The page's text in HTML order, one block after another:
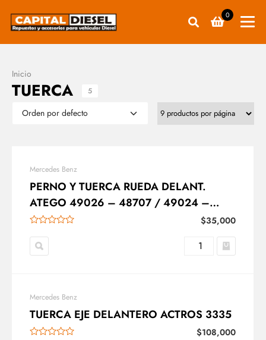
0
Inicio
TUERCA 5
Mercedes Benz
PERNO Y TUERCA RUEDA DELANT.
ATEGO 49026 – 48707 / 49024 –
48706
$35,000
Mercedes Benz
TUERCA EJE DELANTERO ACTROS 3335
$108,000